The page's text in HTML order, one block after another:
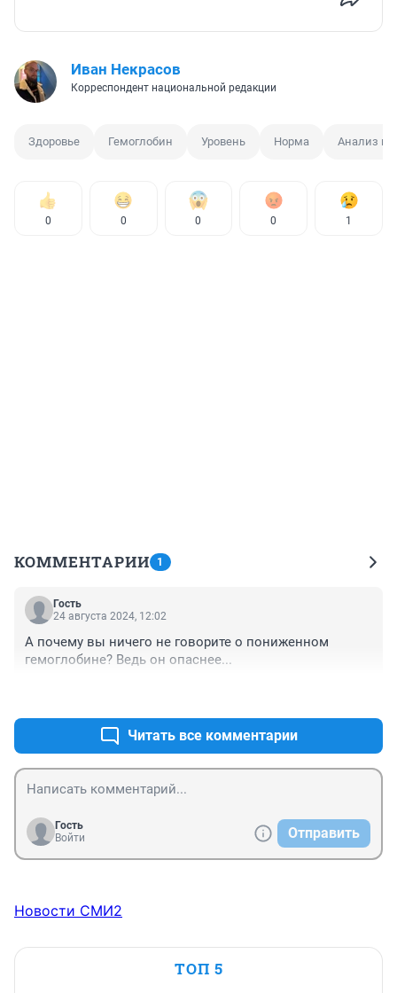
Иван Некрасов
Корреспондент национальной редакции
Здоровье Гемоглобин Уровень Норма Анализ
0 0 0 0 1
КОММЕНТАРИИ 1
Гость
24 августа 2024, 12:02
А почему вы ничего не говорите о пониженном
гемоглобине? Ведь он опаснее...
Читать все комментарии
Гость
Войти
Отправить
Новости СМИ2
ТОП 5